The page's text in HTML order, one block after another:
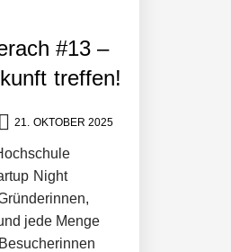
#13 –
treffen!
21. OKTOBER 2025
Night
jede Menge